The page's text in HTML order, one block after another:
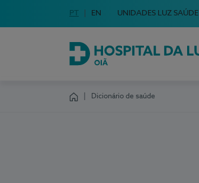
Escolha o seu idioma
Idioma em Português
PT English Language
EN UNIDADES LUZ SAÚDE
Hospital da Luz Oiã
Dicionário de saúde